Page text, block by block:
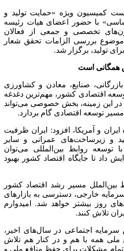
کمیسیون ویژه «حمایت تولید و
۴۴ قانون اساسی» با حضور اعضای هیات رئیسه
تخصصی و جمعی از فعالان
بررسی الزامات تحقق شعار
تولید، برگزار شد.
همگانی است
صنایع، معادن و کشاورزی
اقتصادی کشور، مهم‌ترین دغدغه
این زمینه، بخش خصوصی می‌تواند
توسعه اقتصادی گام بردارد.
و آمریکا، افزود: ایران ظرفیت
و زیرساخت‌های عمرانی و سایر
توسعه روابط بین‌المللی می‌توان
داد تا جایگاه اقتصاد کشور بهبود
بین‌الملل مسیر رشد اقتصاد کشور
خارجی، دسترسی به بازار‌های
روز بیشتر خواهد شد. امیدوارم
تلاش کنند.
اجتماعی در سال‌های اخیر،
ملی همه با هم و در کنار هم تلاش
مشکلات برای حفظ منافع ملی و